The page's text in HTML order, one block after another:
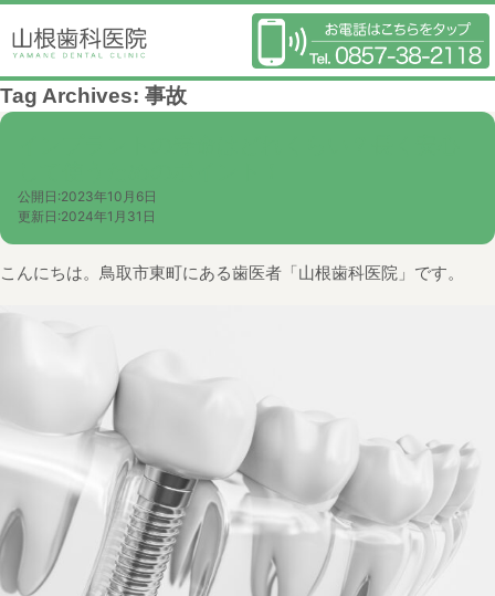
Tag Archives: 事故
公開日:2023年10月6日
更新日:2024年1月31日
こんにちは。鳥取市東町にある歯医者「山根歯科医院」です。